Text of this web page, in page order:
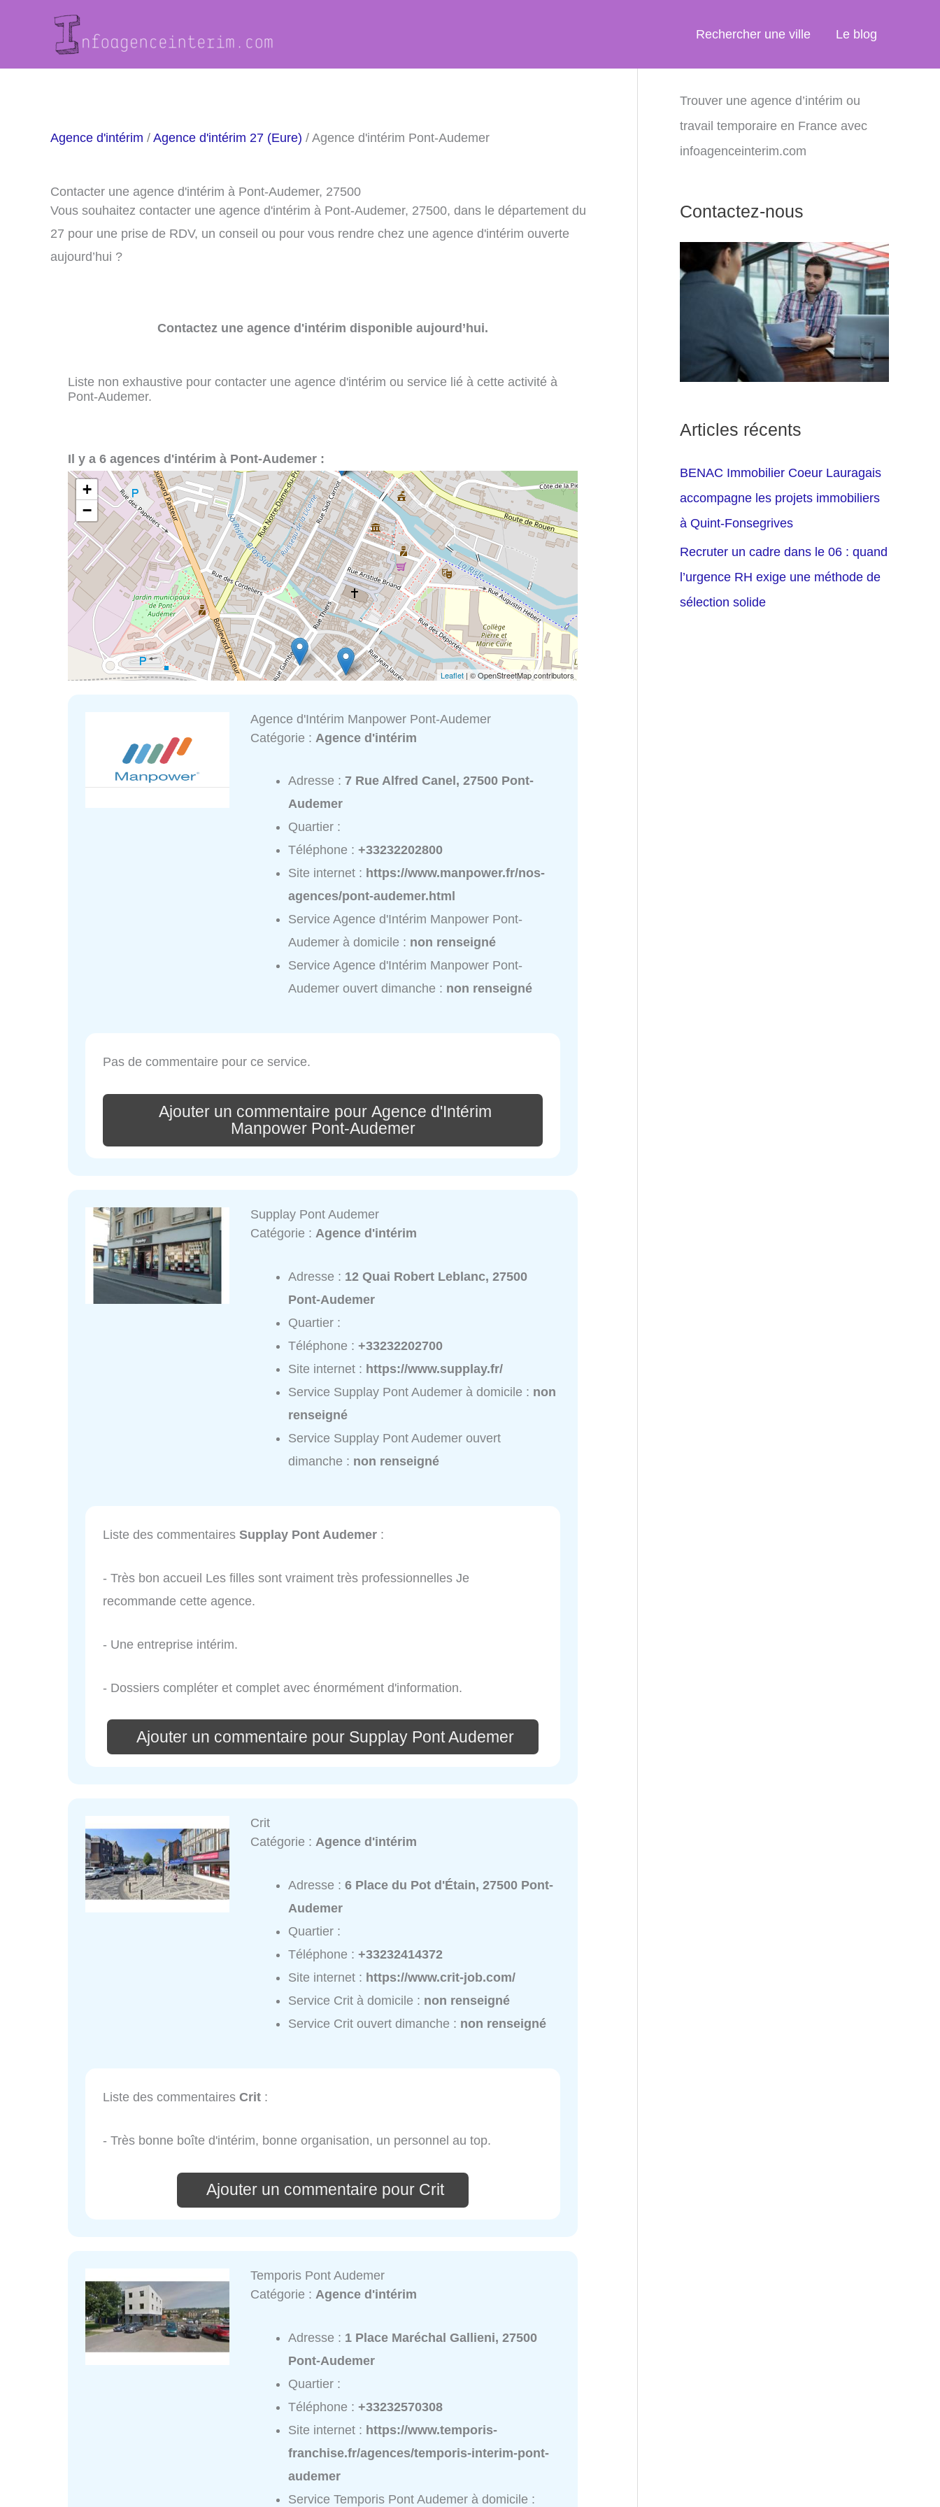
Rechercher une ville Le blog
Agence d'intérim / Agence d'intérim 27 (Eure) / Agence d'intérim Pont-Audemer
Contacter une agence d'intérim à Pont-Audemer, 27500
Vous souhaitez contacter une agence d'intérim à Pont-Audemer, 27500, dans le département du
27 pour une prise de RDV, un conseil ou pour vous rendre chez une agence d'intérim ouverte
aujourd’hui ?
Contactez une agence d'intérim disponible aujourd’hui.
Liste non exhaustive pour contacter une agence d'intérim ou service lié à cette activité à
Pont-Audemer.
Il y a 6 agences d'intérim à Pont-Audemer :
+
−
Leaflet | © OpenStreetMap contributors
Agence d'Intérim Manpower Pont-Audemer
Catégorie : Agence d'intérim
Adresse :7 Rue Alfred Canel, 27500 Pont-
Audemer
Quartier :
Téléphone :+33232202800
Site internet : https://www.manpower.fr/nos-
agences/pont-audemer.html
Service Agence d'Intérim Manpower Pont-
Audemer à domicile : non renseigné
Service Agence d'Intérim Manpower Pont-
Audemer ouvert dimanche : non renseigné
Pas de commentaire pour ce service.
Ajouter un commentaire pour Agence d'Intérim
Manpower Pont-Audemer
Supplay Pont Audemer
Catégorie :Agence d'intérim
Adresse : 12 Quai Robert Leblanc, 27500
Pont-Audemer
Quartier :
Téléphone :+33232202700
Site internet : https://www.supplay.fr/
Service Supplay Pont Audemer à domicile : non
renseigné
Service Supplay Pont Audemer ouvert
dimanche : non renseigné
Liste des commentaires Supplay Pont Audemer :
- Très bon accueil Les filles sont vraiment très professionnelles Je
recommande cette agence.
- Une entreprise intérim.
- Dossiers compléter et complet avec énormément d'information.
Ajouter un commentaire pour Supplay Pont Audemer
Crit
Catégorie :Agence d'intérim
Adresse :6 Place du Pot d'Étain, 27500 Pont-
Audemer
Quartier :
Téléphone :+33232414372
Site internet : https://www.crit-job.com/
Service Crit à domicile : non renseigné
Service Crit ouvert dimanche : non renseigné
Liste des commentaires Crit :
- Très bonne boîte d'intérim, bonne organisation, un personnel au top.
Ajouter un commentaire pour Crit
Temporis Pont Audemer
Catégorie :Agence d'intérim
Adresse : 1 Place Maréchal Gallieni, 27500
Pont-Audemer
Quartier :
Téléphone :+33232570308
Site internet : https://www.temporis-
franchise.fr/agences/temporis-interim-pont-
audemer
Service Temporis Pont Audemer à domicile :
Trouver une agence d’intérim ou
travail temporaire en France avec
infoagenceinterim.com
Contactez-nous
Articles récents
BENAC Immobilier Coeur Lauragais
accompagne les projets immobiliers
à Quint-Fonsegrives
Recruter un cadre dans le 06 : quand
l’urgence RH exige une méthode de
sélection solide